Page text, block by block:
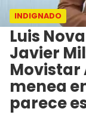
INDIGNADO
Luis
Javier
Movistar
menea
parece